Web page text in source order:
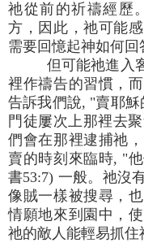
祂從前的祈禱經歷
方，因此，祂可能
需要回憶起神如何回
但可能祂進入
裡作禱告的習慣，
告訴我們說, "賣耶
門徒屢次上那裡去
們會在那裡逮捕祂
賣的時刻來臨時, "
書53:7) 一般。祂沒
像賊一樣被搜尋，
情願地來到園中，
祂的敵人能輕易抓住